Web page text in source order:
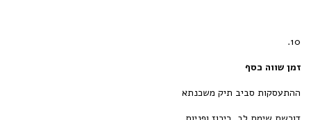
10.
זמן שווה כסף
ההתעסקות סביב תיק משכנתא